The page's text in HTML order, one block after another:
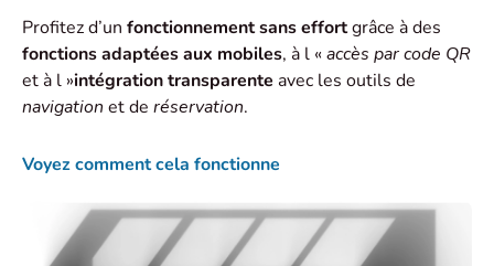
Profitez d’un fonctionnement sans effortgrâce à des
fonctions adaptées aux mobiles, à l « accès par code QR
et à l »intégration transparente avec les outils de
navigation et de réservation.
Voyez comment cela fonctionne